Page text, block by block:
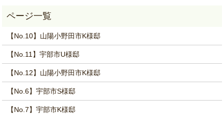
【No.10】山陽小野田市K様邸
【No.11】宇部市U様邸
【No.12】山陽小野田市K様邸
【No.6】宇部市S様邸
【No.7】宇部市K様邸